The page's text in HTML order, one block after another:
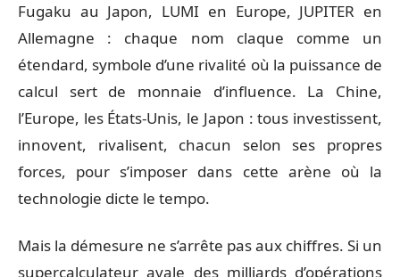
Fugaku au Japon, LUMI en Europe, JUPITER en
Allemagne : chaque nom claque comme un
étendard, symbole d’une rivalité où la puissance de
calcul sert de monnaie d’influence. La Chine,
l’Europe, les États-Unis, le Japon : tous investissent,
innovent, rivalisent, chacun selon ses propres
forces, pour s’imposer dans cette arène où la
technologie dicte le tempo.
Mais la démesure ne s’arrête pas aux chiffres. Si un
supercalculateur avale des milliards d’opérations